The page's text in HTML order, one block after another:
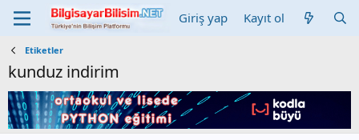
Giriş yap Kayıt ol
Etiketler
kunduz indirim